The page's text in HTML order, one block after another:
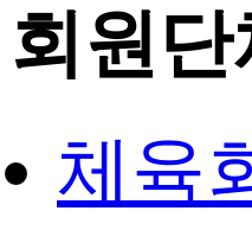
회원단
체육